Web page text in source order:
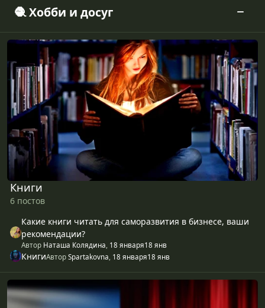
🧶 Хобби и досуг
Книги
Книги
6 постов
Какие книги читать для саморазвития в бизнесе, ваши
рекомендации?
Автор Наташа Колядина 18 января18 янв
КнигиАвторSpartakovna 18 января18 янв
Кино